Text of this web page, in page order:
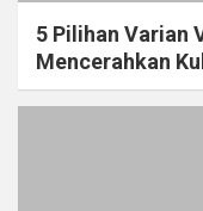
5 Pilihan Varian
Mencerahkan